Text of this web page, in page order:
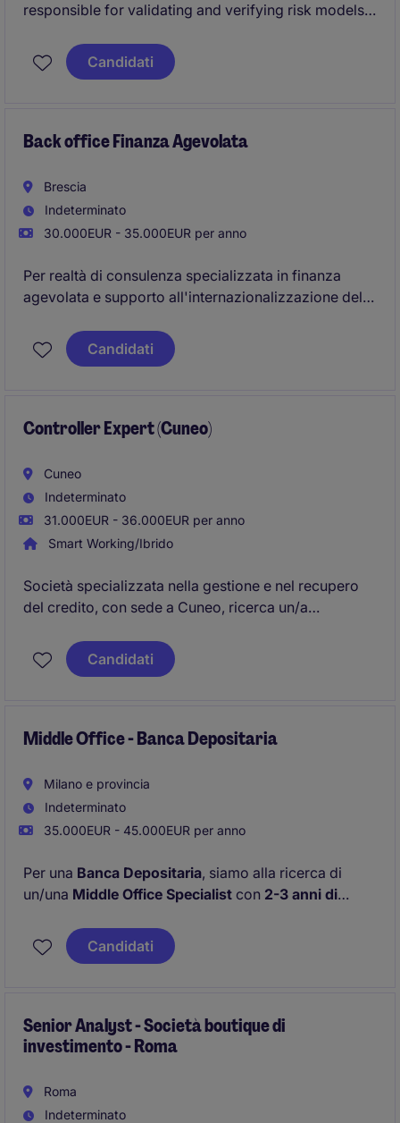
responsible for validating and verifying risk models
position is based in Rome and requires a strong
focus on details and analytical skills.
Candidati
Back office Finanza Agevolata
Brescia
Indeterminato
30.000EUR - 35.000EUR per anno
Per realtà di consulenza specializzata in finanza
agevolata e supporto all'internazionalizzazione delle
Office
con esperienza nella gestione di pratiche
legate a strumenti nazionali ed europei, con
Candidati
Controller Expert (Cuneo)
Cuneo
Indeterminato
31.000EUR - 36.000EUR per anno
Smart Working/Ibrido
Società specializzata nella gestione e nel recupero
del credito, con sede a Cuneo, ricerca un/a
team.
Candidati
Middle Office - Banca Depositaria
Milano e provincia
Indeterminato
35.000EUR - 45.000EUR per anno
Per una Banca Depositaria, siamo alla ricerca di
un/una Middle Office Specialist con 2-3 anni di
Operations.Candidati
Senior Analyst - Società boutique di
investimento - Roma
Roma
Indeterminato